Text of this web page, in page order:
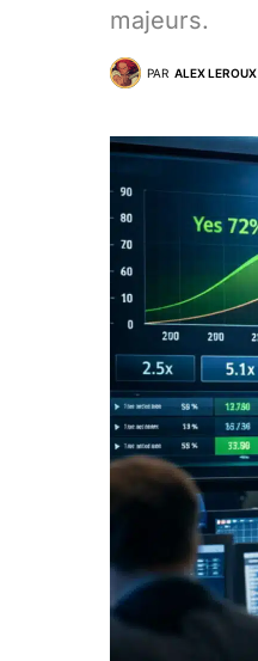
majeurs.
PAR ALEX LEROUX